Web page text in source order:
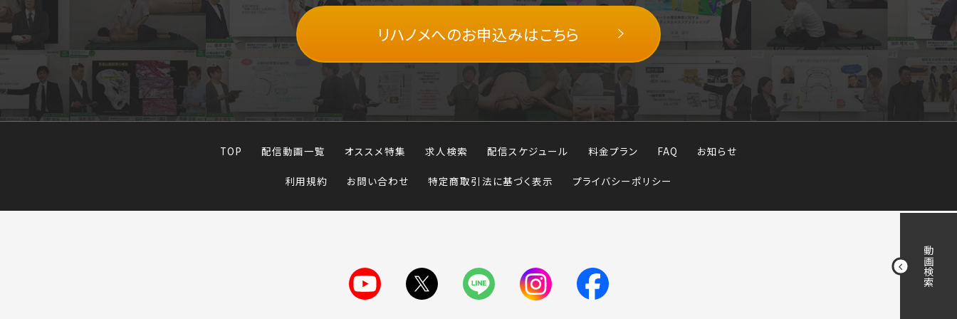
動画検索
リハノメへのお申込みはこちら
TOP 配信動画一覧 オススメ特集 求人検索 配信スケジュール 料金プラン FAQ お知らせ
利用規約 お問い合わせ 特定商取引法に基づく表示 プライバシーポリシー